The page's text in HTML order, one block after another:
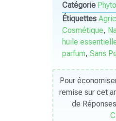
Catégorie
Étiquettes
Cosmétique,
huile
parfum, Sans
Pour
remise sur cet
de